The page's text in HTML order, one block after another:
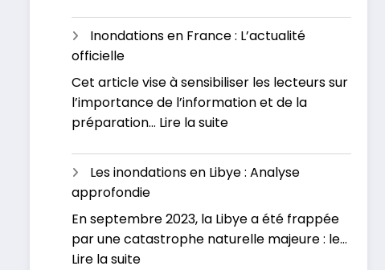
pour
Inondations
Réaction
Les
grandes
inondations
France
Inondations en France : L’actualité
officielle
Cet article vise à sensibiliser les lecteurs sur
l’importance de l’information et de la
préparation… Lire la suite:
France
L’actualité
officielle
Les inondations en Libye : Analyse
approfondie
En septembre 2023, la Libye a été frappée
par une catastrophe naturelle majeure : le…
Lire la suite: